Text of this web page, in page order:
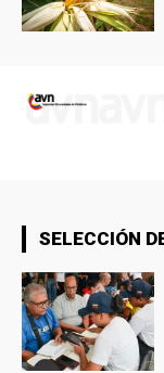
SELECCIÓN